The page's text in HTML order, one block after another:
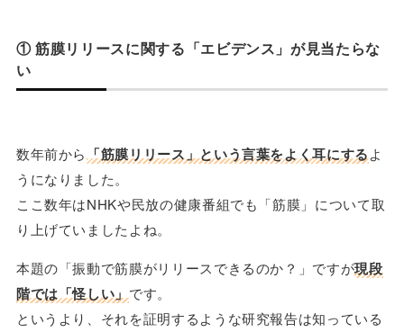
① 筋膜リリースに関する「エビデンス」が見当たらな
い
数年前から「筋膜リリース」という言葉をよく耳にするよ
うになりました。
ここ数年はNHKや民放の健康番組でも「筋膜」について取
り上げていましたよね。
本題の「振動で筋膜がリリースできるのか？」ですが現段
階では「怪しい」です。
というより、それを証明するような研究報告は知っている